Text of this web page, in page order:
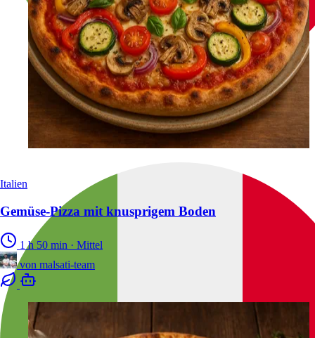
Italien
Gemüse-Pizza mit knusprigem Boden
1 h 50 min · Mittel
von malsati-team